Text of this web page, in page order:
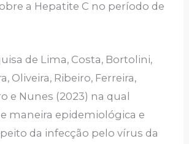
a Hepatite C no período de
de Lima, Costa, Bortolini,
Oliveira, Ribeiro, Ferreira,
e Nunes (2023) na qual
maneira epidemiológica e
da infecção pelo vírus da